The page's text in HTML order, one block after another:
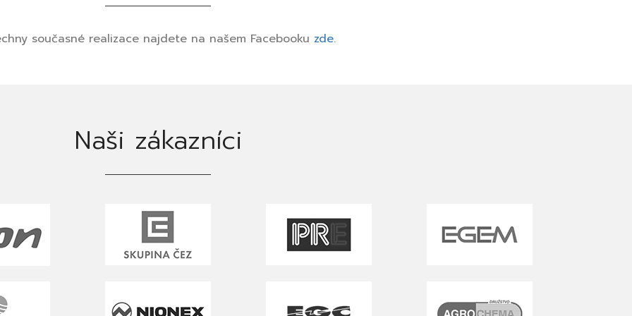
současné realizace najdete na našem Facebooku zde.
Naši zákazníci